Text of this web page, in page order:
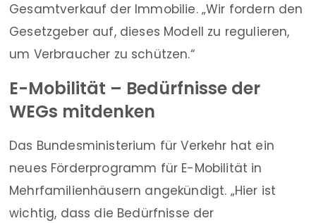
Gesamtverkauf der Immobilie. „Wir fordern den
Gesetzgeber auf, dieses Modell zu regulieren,
um Verbraucher zu schützen.“
E-Mobilität – Bedürfnisse der
WEGs mitdenken
Das Bundesministerium für Verkehr hat ein
neues Förderprogramm für E-Mobilität in
Mehrfamilienhäusern angekündigt. „Hier ist
wichtig, dass die Bedürfnisse der